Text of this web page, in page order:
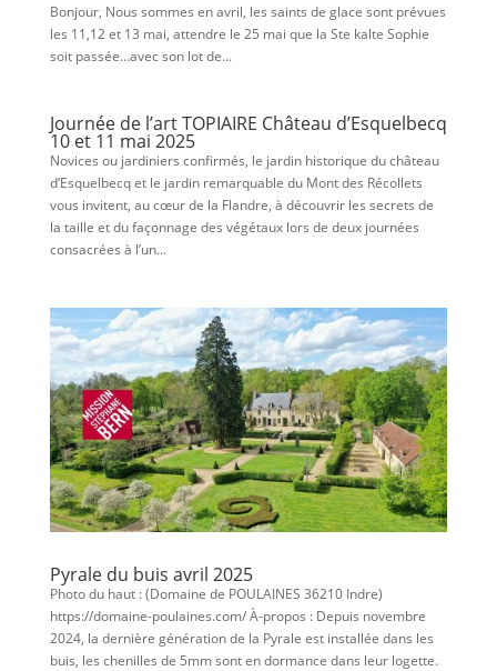
Bonjour, Nous sommes en avril, les saints de glace sont prévues
les 11,12 et 13 mai, attendre le 25 mai que la Ste kalte Sophie
soit passée…avec son lot de...
Journée de l’art TOPIAIRE Château d’Esquelbecq
10 et 11 mai 2025
Novices ou jardiniers confirmés, le jardin historique du château
d’Esquelbecq et le jardin remarquable du Mont des Récollets
vous invitent, au cœur de la Flandre, à découvrir les secrets de
la taille et du façonnage des végétaux lors de deux journées
consacrées à l’un...
Pyrale du buis avril 2025
Photo du haut : (Domaine de POULAINES 36210 Indre)
https://domaine-poulaines.com/ À-propos : Depuis novembre
2024, la dernière génération de la Pyrale est installée dans les
buis, les chenilles de 5mm sont en dormance dans leur logette.